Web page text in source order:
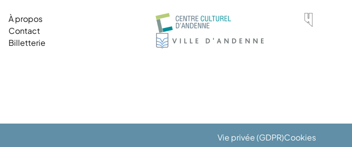
À propos
Contact
Billetterie
Vie privée (GDPR)Cookies